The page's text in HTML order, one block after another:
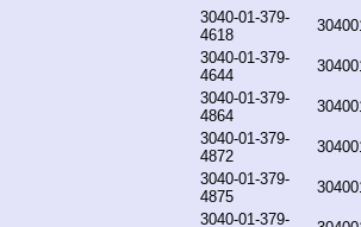
3040-01-379-
4618
3040-01-379-
4644
3040-01-379-
4864
3040-01-379-
4872
3040-01-379-
4875
3040-01-379-